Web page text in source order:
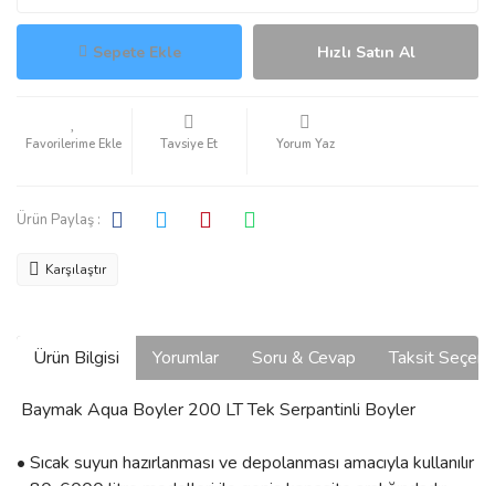
Sepete Ekle Hızlı Satın Al
Tavsiye Et Yorum Yaz
Ürün Paylaş :
Karşılaştır
Ürün Bilgisi Yorumlar Soru & Cevap Taksit
Baymak Aqua Boyler 200 LT Tek Serpantinli Boyler
• Sıcak suyun hazırlanması ve depolanması amacıyla kullanılır